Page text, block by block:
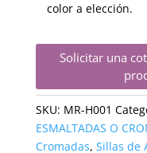
color a elección.
Solicitar una
SKU: MR-H001
ESMALTADAS O
Cromadas, Sillas de